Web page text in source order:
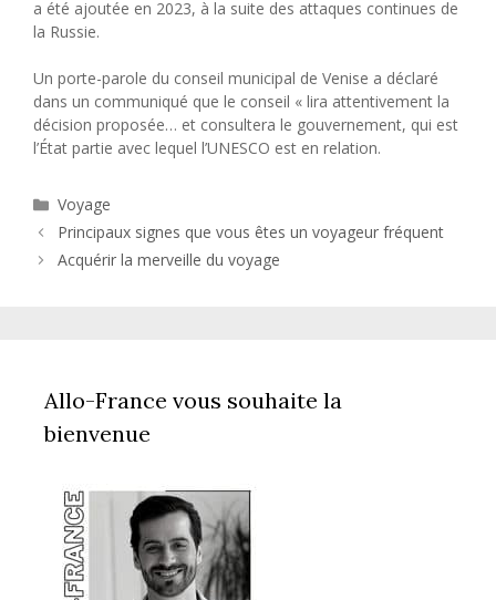
a été ajoutée en 2023, à la suite des attaques continues de
la Russie.
Un porte-parole du conseil municipal de Venise a déclaré
dans un communiqué que le conseil « lira attentivement la
décision proposée… et consultera le gouvernement, qui est
l’État partie avec lequel l’UNESCO est en relation.
Catégories
Voyage
Principaux signes que vous êtes un voyageur fréquent
Acquérir la merveille du voyage
Allo-France vous souhaite la
bienvenue